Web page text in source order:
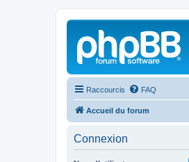
Raccourcis FAQ
Accueil du forum
Connexion